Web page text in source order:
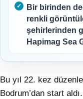
Bir birinden
renkli
şehirlerinden
Hapimag Sea
Bu yıl 22. kez
Bodrum’dan start